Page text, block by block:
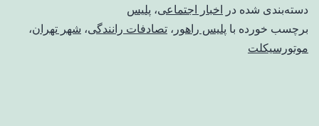
دسته‌بندی شده در
اخبار اجتماعی، پلیس
برچسب خورده با پلیس راهور ، تصادفات رانندگی، شهر تهران،
موتورسیکلت